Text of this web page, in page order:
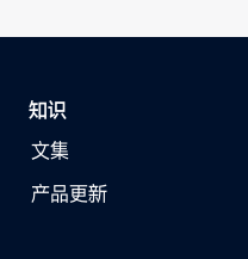
知识
文集
产品更新